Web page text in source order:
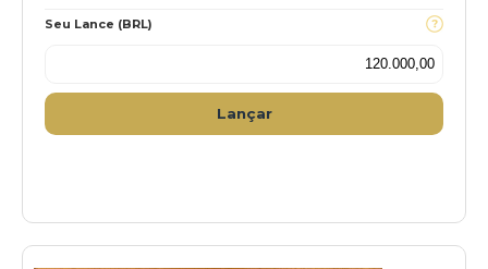
Seu Lance (BRL)
Lançar